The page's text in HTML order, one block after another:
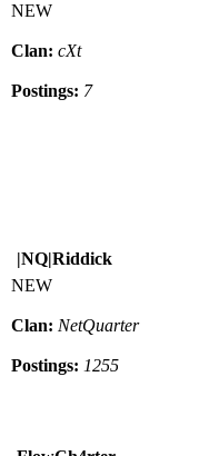
NEW
Clan: cXt
Postings: 7
|NQ|Riddick
NEW
Clan: NetQuarter
Postings: 1255